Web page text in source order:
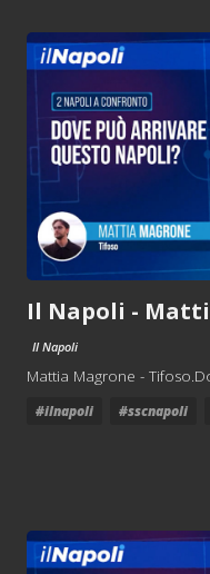
Il Napoli -
Il Napoli
Mattia Magrone -
#ilnapoli #sscnapoli